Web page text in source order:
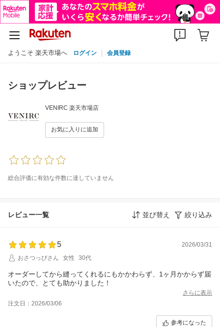
ようこそ 楽天市場へ ログイン 会員登録
ショップレビュー
VENIRC 楽天市場店
お気に入りに追加
総合評価に有効な件数に達していません
レビュー一覧 並び替え 絞り込み
5
2026/03/31
おさつっぴさん
女性 30代
オーダーしてから縫ってくれるにもかかわらず、1ヶ月かからず届
いたので、とても助かりました！
さらに表示
注文日：2026/03/06
参考になった